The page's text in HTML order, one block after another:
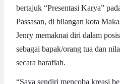
bertajuk “Presentasi Karya”
Passasan, di bilangan kota
Jenry memaknai diri dalam
sebagai bapak/orang tua dan
secara harafiah.
“Saya sendiri mencoba kreasi